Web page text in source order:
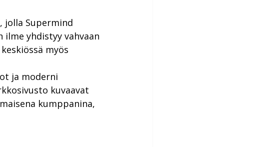
jolla Supermind
yhdistyy vahvaan
myös
ja moderni
kuvaavat
kumppanina,